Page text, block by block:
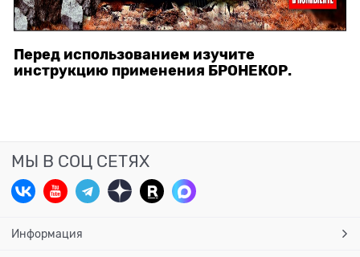
Перед использованием изучите
инструкцию применения БРОНЕКОР.
МЫ В СОЦ СЕТЯХ
Информация